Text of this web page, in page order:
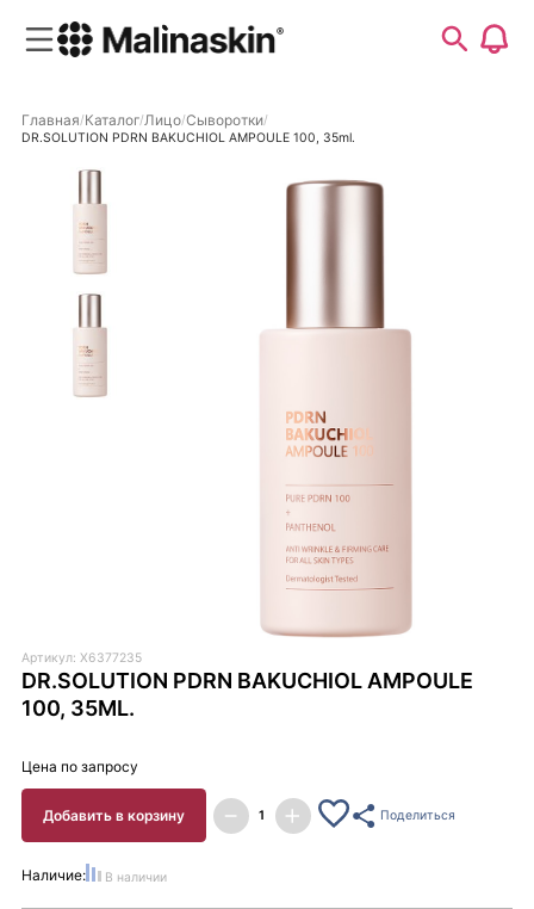
Главная Каталог Лицо Сыворотки
DR.SOLUTION PDRN BAKUCHIOL AMPOULE 100, 35ml.
Артикул: X6377235
DR.SOLUTION PDRN BAKUCHIOL AMPOULE
100, 35ML.
Цена по запросу
Добавить в корзину Поделиться
Наличие: В наличии